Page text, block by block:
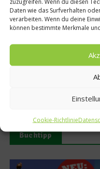
Daten wie das Surfverhalten
verarbeiten. Wenn du deine
können bestimmte Merkmale
Cookie-Richtlinie
Buchtipp